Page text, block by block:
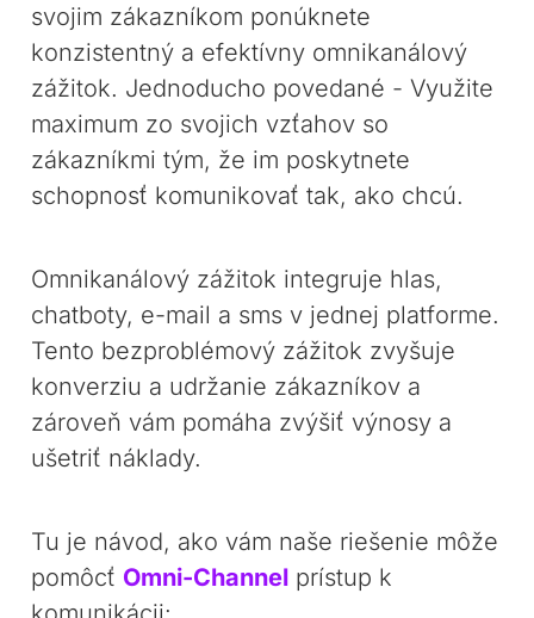
svojim zákazníkom ponúknete
konzistentný a efektívny omnikanálový
zážitok. Jednoducho povedané - Využite
maximum zo svojich vzťahov so
zákazníkmi tým, že im poskytnete
schopnosť komunikovať tak, ako chcú.
Omnikanálový zážitok integruje hlas,
chatboty, e-mail a sms v jednej platforme.
Tento bezproblémový zážitok zvyšuje
konverziu a udržanie zákazníkov a
zároveň vám pomáha zvýšiť výnosy a
ušetriť náklady.
Tu je návod, ako vám naše riešenie môže
pomôcť Omni-Channel prístup k